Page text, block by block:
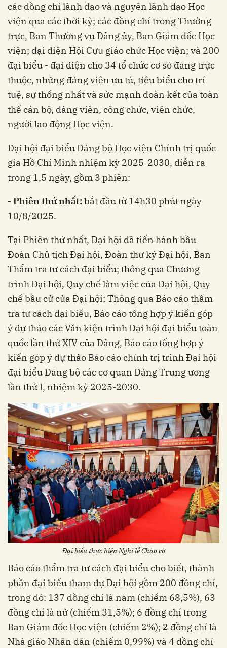
các đồng chí lãnh đạo và nguyên lãnh đạo Học
viện qua các thời kỳ; các đồng chí trong Thường
trực, Ban Thường vụ Đảng ủy, Ban Giám đốc Học
viện; đại diện Hội Cựu giáo chức Học viện; và 200
đại biểu - đại diện cho 34 tổ chức cơ sở đảng trực
thuộc, những đảng viên ưu tú, tiêu biểu cho trí
tuệ, sự thống nhất và sức mạnh đoàn kết của toàn
thể cán bộ, đảng viên, công chức, viên chức,
người lao động Học viện.
Đại hội đại biểu Đảng bộ Học viện Chính trị quốc
gia Hồ Chí Minh nhiệm kỳ 2025-2030, diễn ra
trong 1,5 ngày, gồm 3 phiên:
- Phiên thứ nhất:bắt đầu từ 14h30 phút ngày
10/8/2025.
Tại Phiên thứ nhất, Đại hội đã tiến hành bầu
Đoàn Chủ tịch Đại hội, Đoàn thư ký Đại hội, Ban
Thẩm tra tư cách đại biểu; thông qua Chương
trình Đại hội, Quy chế làm việc của Đại hội, Quy
chế bầu cử của Đại hội; Thông qua Báo cáo thẩm
tra tư cách đại biểu, Báo cáo tổng hợp ý kiến góp
ý dự thảo các Văn kiện trình Đại hội đại biểu toàn
quốc lần thứ XIV của Đảng, Báo cáo tổng hợp ý
kiến góp ý dự thảo Báo cáo chính trị trình Đại hội
đại biểu Đảng bộ các cơ quan Đảng Trung ương
lần thứ I, nhiệm kỳ 2025-2030.
Đại biểu thực hiện Nghi lễ Chào cờ
Báo cáo thẩm tra tư cách đại biểu cho biết, thành
phần đại biểu tham dự Đại hội gồm 200 đồng chí,
trong đó: 137 đồng chí là nam (chiếm 68,5%), 63
đồng chí là nữ (chiếm 31,5%); 6 đồng chí trong
Ban Giám đốc Học viện (chiếm 2%); 2 đồng chí là
Nhà giáo Nhân dân (chiếm 0,99%) và 4 đồng chí